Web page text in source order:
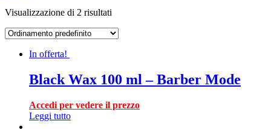
Visualizzazione di 2 risultati
In offerta!
Black Wax 100 ml – Barber Mode
Accedi per vedere il prezzo
Leggi tutto